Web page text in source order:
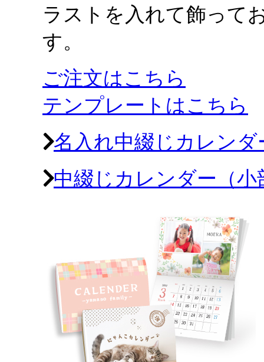
ラストを入れて飾って
す。
ご注文はこちら
テンプレートはこちら
名入れ中綴じカレン
中綴じカレンダー（